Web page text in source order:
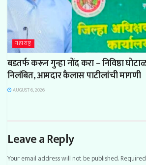
महाराष्ट्र
बडतर्फ करून गुन्हा नोंद करा – निविष्ठा
निलंबित, आमदार कैलास पाटीलांची मागणी
AUGUST 6, 2026
Leave a Reply
Your email address will not be published.